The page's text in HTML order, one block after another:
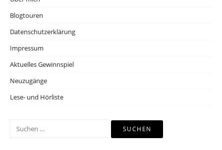
Blogtouren
Datenschutzerklärung
Impressum
Aktuelles Gewinnspiel
Neuzugänge
Lese- und Hörliste
Suchen